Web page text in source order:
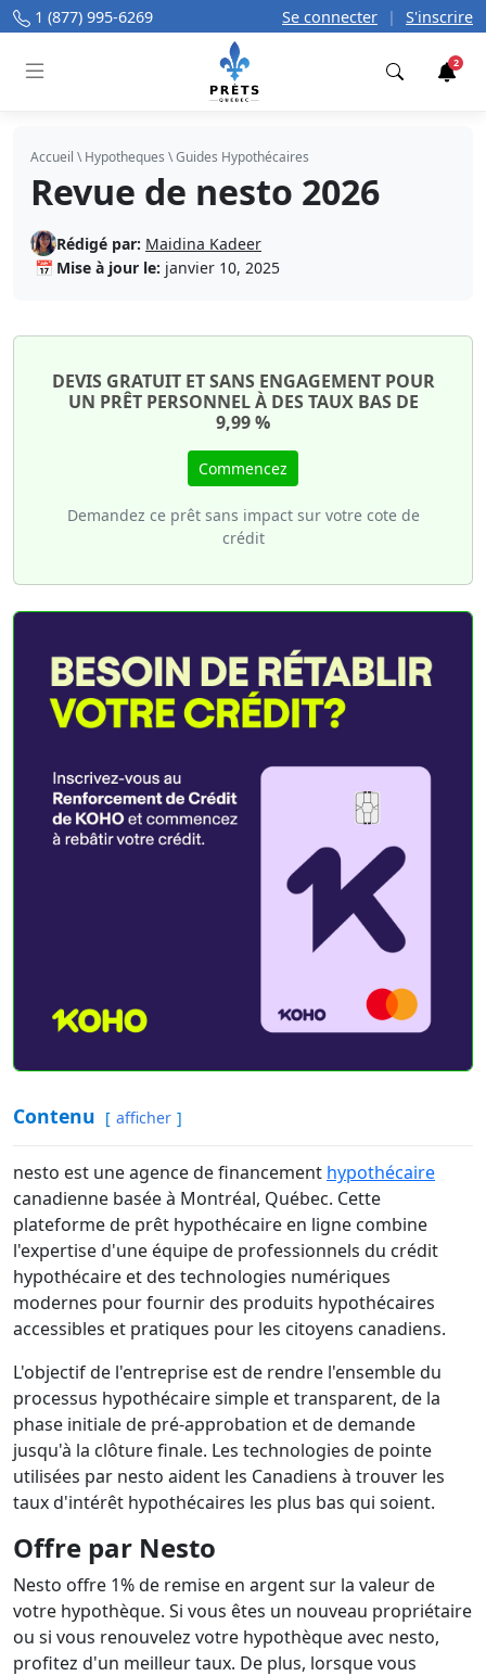
1 (877) 995-6269 Se connecter | S'inscrire
2
Accueil \Hypotheques \Guides Hypothécaires
Revue de nesto 2026
Rédigé par: Maidina Kadeer
📅 Mise à jour le: janvier 10, 2025
DEVIS GRATUIT ET SANS ENGAGEMENT POUR
UN PRÊT PERSONNEL À DES TAUX BAS DE
9,99 %
Commencez
Demandez ce prêt sans impact sur votre cote de
crédit
Contenu afficher
nesto est une agence de financement hypothécaire
canadienne basée à Montréal, Québec. Cette
plateforme de prêt hypothécaire en ligne combine
l'expertise d'une équipe de professionnels du crédit
hypothécaire et des technologies numériques
modernes pour fournir des produits hypothécaires
accessibles et pratiques pour les citoyens canadiens.
L'objectif de l'entreprise est de rendre l'ensemble du
processus hypothécaire simple et transparent, de la
phase initiale de pré-approbation et de demande
jusqu'à la clôture finale. Les technologies de pointe
utilisées par nesto aident les Canadiens à trouver les
taux d'intérêt hypothécaires les plus bas qui soient.
Offre par Nesto
Nesto offre 1% de remise en argent sur la valeur de
votre hypothèque. Si vous êtes un nouveau propriétaire
ou si vous renouvelez votre hypothèque avec nesto,
profitez d'un meilleur taux. De plus, lorsque vous